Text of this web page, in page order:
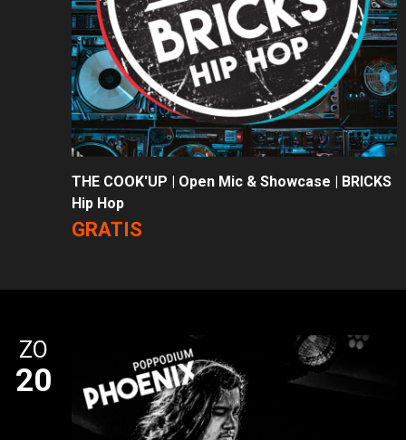
THE COOK'UP | Open Mic & Showcase | BRICKS
Hip Hop
GRATIS
ZO
20